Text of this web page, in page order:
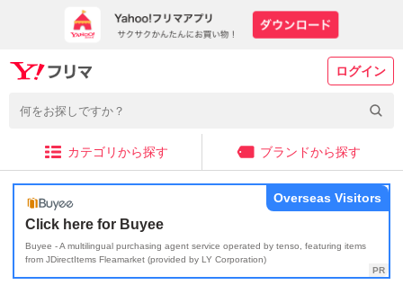
ログイン
カテゴリから探す ブランドから探す
Click here for Buyee
Buyee - A multilingual purchasing agent service operated by tenso, featuring items
from JDirectItems Fleamarket (provided by LY Corporation)
Overseas Visitors